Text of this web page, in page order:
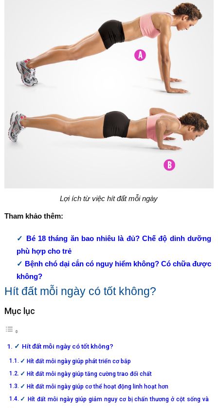
Lợi ích từ việc hít đất mỗi ngày
Tham khảo thêm:
Bé 18 tháng ăn bao nhiêu là đủ? Chế độ dinh dưỡng
phù hợp cho trẻ
Bệnh chó dại cắn có nguy hiểm không? Có chữa được
không?
Hít đất mỗi ngày có tốt không?
Mục lục
Hít đất mỗi ngày có tốt không?
Hít đất mỗi ngày giúp phát triển cơ bắp
Hít đất mỗi ngày giúp tăng cường trao đổi chất
Hít đất mỗi ngày giúp cơ thể hoạt động linh hoạt hơn
Hít đất mỗi ngày giúp giảm nguy cơ bị chấn thương ở cột sống và